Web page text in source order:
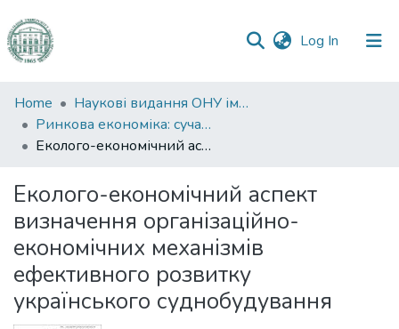
Log In (current)
Communities
&
Collections
Statistics
Home
Наукові видання ОНУ імені І. І. Мечникова
Ринкова економіка: сучасна теорія і практика управління
Еколого-економічний аспект визначення організаційно-економічних механізмів ефективного розвитку українського суднобудування
Еколого-економічний аспект
визначення організаційно-
економічних механізмів
ефективного розвитку
українського суднобудування